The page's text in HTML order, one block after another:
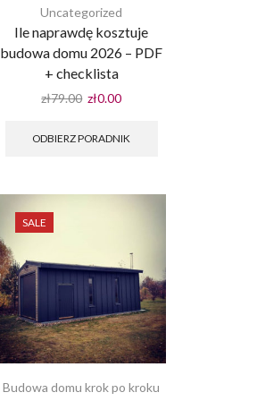
Uncategorized
Ile naprawdę kosztuje
budowa domu 2026 – PDF
+ checklista
zł79.00 Pierwotna
wynosiła:
zł0.00Aktualna
wynosi:
ODBIERZ PORADNIK
SALE
Budowa domu krok po kroku